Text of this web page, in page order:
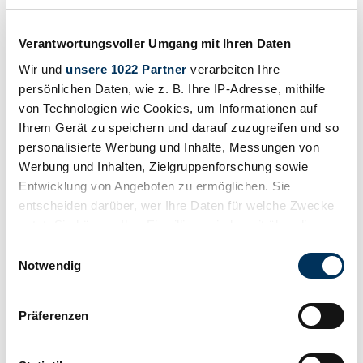
Verantwortungsvoller Umgang mit Ihren Daten
Wir und unsere 1022 Partner verarbeiten Ihre
persönlichen Daten, wie z. B. Ihre IP-Adresse, mithilfe
von Technologien wie Cookies, um Informationen auf
Ihrem Gerät zu speichern und darauf zuzugreifen und so
personalisierte Werbung und Inhalte, Messungen von
Werbung und Inhalten, Zielgruppenforschung sowie
Entwicklung von Angeboten zu ermöglichen. Sie
entscheiden darüber, wer Ihre Daten für welche Zwecke
nutzt. Sie können Ihre Einwilligung jederzeit über die
Trigger Symbol ändern oder widerrufen
Informationen über Ihre geografische Lage
Notwendig
Präferenzen
Classic Trader verfügbar sind. Für eine bessere Kaufentscheidung
über Verfügbarkeit, Wertentwicklung und aktuellen Preis eines
"Pope-Toledo" machen.
Abgelaufenes Inserat